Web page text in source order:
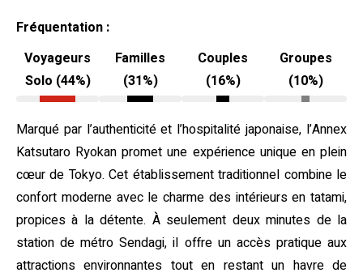
Fréquentation :
Voyageurs
Solo (44%)
Familles
(31%)
Couples
(16%)
Groupes
(10%)
Marqué par l’authenticité et l’hospitalité japonaise, l’Annex
Katsutaro Ryokan promet une expérience unique en plein
cœur de Tokyo. Cet établissement traditionnel combine le
confort moderne avec le charme des intérieurs en tatami,
propices à la détente. À seulement deux minutes de la
station de métro Sendagi, il offre un accès pratique aux
attractions environnantes tout en restant un havre de